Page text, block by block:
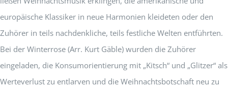
europäische Klassiker in neue Harmonien kleideten oder den
Zuhörer in teils nachdenkliche, teils festliche Welten entführten.
Bei der Winterrose (Arr. Kurt Gäble) wurden die Zuhörer
eingeladen, die Konsumorientierung mit „Kitsch“ und „Glitzer“ als
Werteverlust zu entlarven und die Weihnachtsbotschaft neu zu